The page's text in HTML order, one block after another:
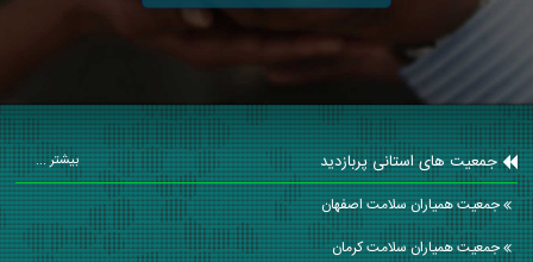
جمعیت های استانی پربازدید بیشتر ...
جمعیت همیاران سلامت اصفهان
جمعیت همیاران سلامت كرمان